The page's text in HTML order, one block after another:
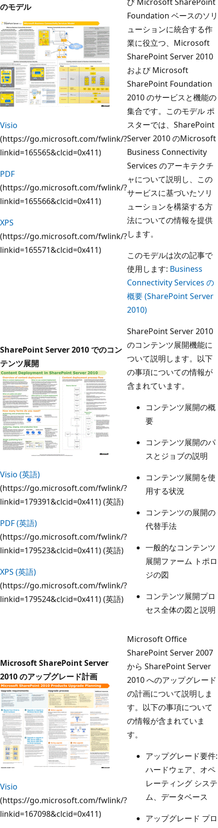
のモデル
Visio
(https://go.microsoft.com/fwlink/?
linkid=165565&clcid=0x411)
PDF
(https://go.microsoft.com/fwlink/?
linkid=165566&clcid=0x411)
XPS
(https://go.microsoft.com/fwlink/?
linkid=165571&clcid=0x411)
Foundation ベースのソリ
ューションに統合する作
業に役立つ、Microsoft
SharePoint Server 2010
および Microsoft
SharePoint Foundation
2010 のサービスと機能の
集合です。このモデル ポ
スターでは、SharePoint
Server 2010 のMicrosoft
Business Connectivity
Services のアーキテクチ
ャについて説明し、この
サービスに基づいたソリ
ューションを構築する方
法についての情報を提供
します。
このモデルは次の記事で
使用します: Business
Connectivity Services の
概要 (SharePoint Server
2010)
SharePoint Server 2010 でのコン
テンツ展開
Visio (英語)
(https://go.microsoft.com/fwlink/?
linkid=179391&clcid=0x411) (英語)
PDF (英語)
(https://go.microsoft.com/fwlink/?
linkid=179523&clcid=0x411) (英語)
XPS (英語)
(https://go.microsoft.com/fwlink/?
linkid=179524&clcid=0x411) (英語)
SharePoint Server 2010
のコンテンツ展開機能に
ついて説明します。以下
の事項についての情報が
含まれています。
コンテンツ展開の概
要
コンテンツ展開のパ
スとジョブの説明
コンテンツ展開を使
用する状況
コンテンツの展開の
代替手法
一般的なコンテンツ
展開ファーム トポロ
ジの図
コンテンツ展開プロ
セス全体の図と説明
Microsoft SharePoint Server
2010 のアップグレード計画
Visio
(https://go.microsoft.com/fwlink/?
linkid=167098&clcid=0x411)
Microsoft Office
SharePoint Server 2007
から SharePoint Server
2010 へのアップグレード
の計画について説明しま
す。以下の事項について
の情報が含まれていま
す。
アップグレード要件:
ハードウェア、オペ
レーティング システ
ム、データベース
アップグレード プロ